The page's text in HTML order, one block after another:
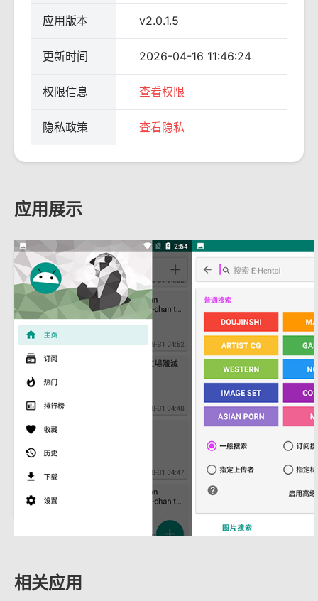
应用版本 v2.0.1.5
更新时间 2026-04-16 11:46:24
权限信息 查看权限
隐私政策 查看隐私
应用展示
相关应用